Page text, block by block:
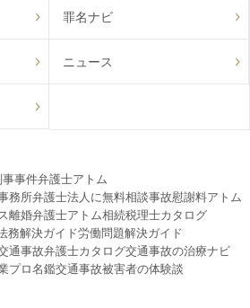
罪名ナビ
ニュース
事事件弁護士アトム
務所弁護士法人に無料相談事故慰謝料アトム
離婚弁護士アトム相続税理士カタログ
務解決ガイド労働問題解決ガイド
通事故弁護士カタログ交通事故の治療ナビ
プロ名鑑交通事故被害者の体験談